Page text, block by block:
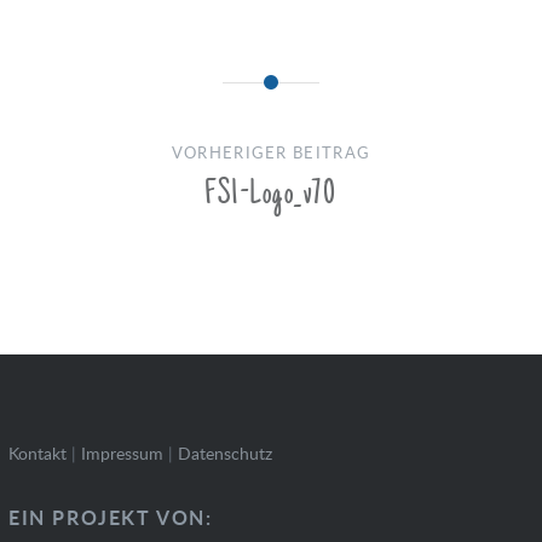
VORHERIGER BEITRAG
FS1-Logo_v70
Kontakt | Impressum | Datenschutz
EIN PROJEKT VON: